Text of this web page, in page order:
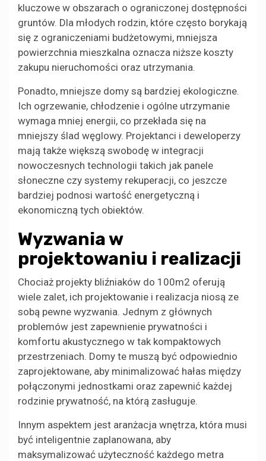
kluczowe w obszarach o ograniczonej dostępności
gruntów. Dla młodych rodzin, które często borykają
się z ograniczeniami budżetowymi, mniejsza
powierzchnia mieszkalna oznacza niższe koszty
zakupu nieruchomości oraz utrzymania.
Ponadto, mniejsze domy są bardziej ekologiczne.
Ich ogrzewanie, chłodzenie i ogólne utrzymanie
wymaga mniej energii, co przekłada się na
mniejszy ślad węglowy. Projektanci i deweloperzy
mają także większą swobodę w integracji
nowoczesnych technologii takich jak panele
słoneczne czy systemy rekuperacji, co jeszcze
bardziej podnosi wartość energetyczną i
ekonomiczną tych obiektów.
Wyzwania w
projektowaniu i realizacji
Chociaż projekty bliźniaków do 100m2 oferują
wiele zalet, ich projektowanie i realizacja niosą ze
sobą pewne wyzwania. Jednym z głównych
problemów jest zapewnienie prywatności i
komfortu akustycznego w tak kompaktowych
przestrzeniach. Domy te muszą być odpowiednio
zaprojektowane, aby minimalizować hałas między
połączonymi jednostkami oraz zapewnić każdej
rodzinie prywatność, na którą zasługuje.
Innym aspektem jest aranżacja wnętrza, która musi
być inteligentnie zaplanowana, aby
maksymalizować użyteczność każdego metra